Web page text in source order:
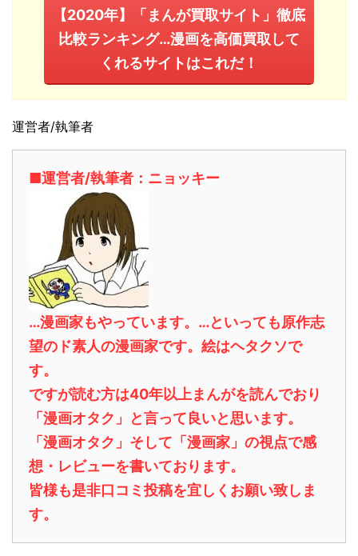
【2020年】「まんが買取サイト」徹底
比較ランキング…漫画を高価買取して
くれるサイトはこれだ！
運営者/執筆者
■運営者/執筆者：ニョッキー
…漫画家もやっています。…といっても原作志
望のド素人の漫画家です。絵はヘタクソで
す。
ですが読む方は40年以上まんがを読んでおり
「漫画オタク」と言って良いと思います。
「漫画オタク」そして「漫画家」の視点で感
想・レビューを書いております。
皆様も是非口コミ投稿を宜しくお願い致しま
す。